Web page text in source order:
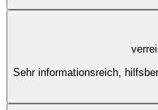
Sehr informationsreich,